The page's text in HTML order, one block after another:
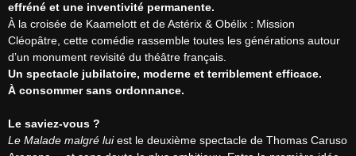
effréné et une inventivité permanente.
À la croisée de Kaamelott et de Astérix & Obélix : Mission
Cléopâtre, cette comédie rassemble toutes les générations autour
Un spectacle jubilatoire, moderne et terriblement efficace.
À consommer sans ordonnance.
Le saviez-vous ?
Le Malade malgré lui est le deuxième spectacle de Thomas Caruso